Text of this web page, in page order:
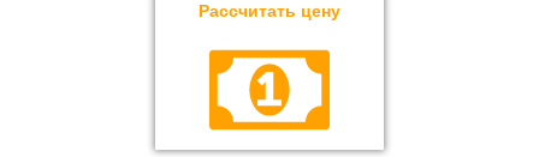
Рассчитать цену